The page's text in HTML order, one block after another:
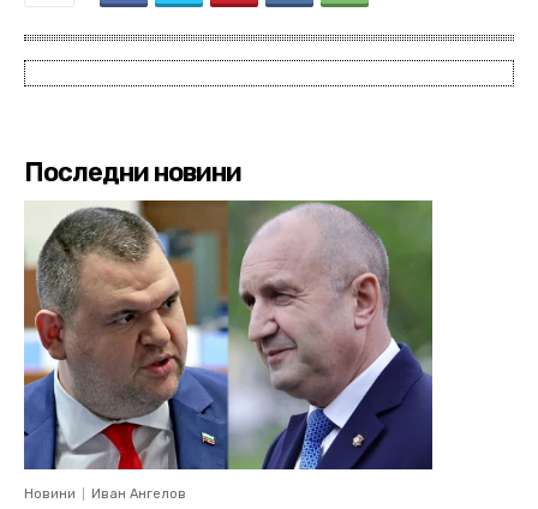
Последни новини
Новини Иван Ангелов